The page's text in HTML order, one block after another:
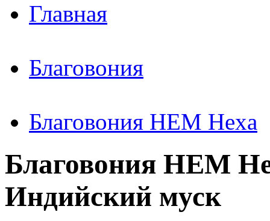
Главная
Благовония
Благовония HEM Hexa
Благовония HEM
Индийский муск